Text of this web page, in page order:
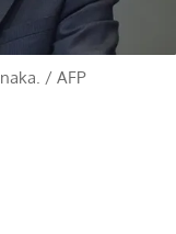
/ AFP